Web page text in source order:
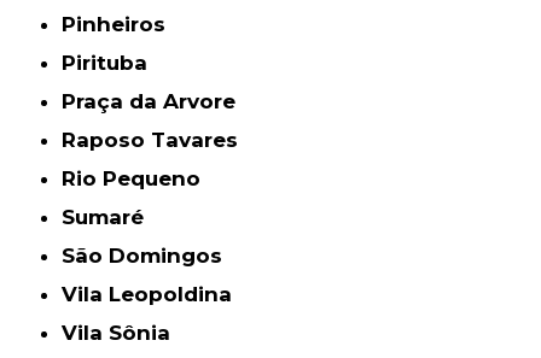
Pinheiros
Pirituba
Praça da Arvore
Raposo Tavares
Rio Pequeno
Sumaré
São Domingos
Vila Leopoldina
Vila Sônia